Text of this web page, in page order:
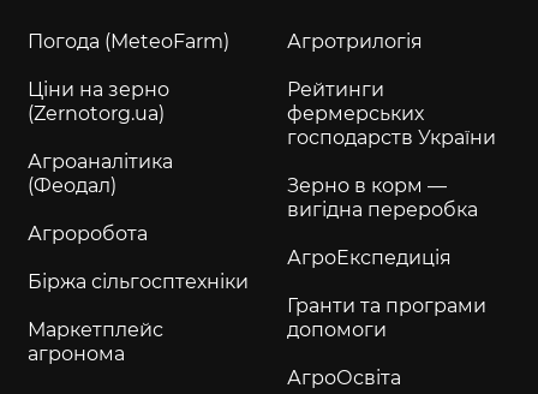
Погода (MeteoFarm)
Ціни на зерно
(Zernotorg.ua)
Агроаналітика
(Феодал)
Агроробота
Біржа сільгосптехніки
Маркетплейс
агронома
Агротрилогія
Рейтинги
фермерських
господарств України
Зерно в корм —
вигідна переробка
АгроЕкспедиція
Гранти та програми
допомоги
АгроОсвіта